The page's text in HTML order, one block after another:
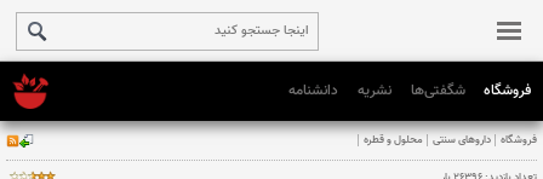
فروشگاه شگفتی‌ها نشریه دانشنامه